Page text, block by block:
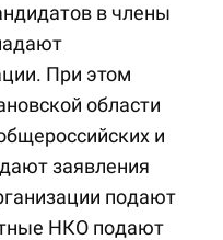
в члены
При этом
области
и
заявления
подают
НКО подают